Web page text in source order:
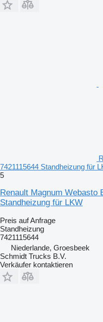
7421115644 Standheizung für
5
Renault Magnum Webasto
Standheizung für LKW
Preis auf Anfrage
Standheizung
7421115644
Niederlande, Groesbeek
Schmidt Trucks B.V.
Verkäufer kontaktieren